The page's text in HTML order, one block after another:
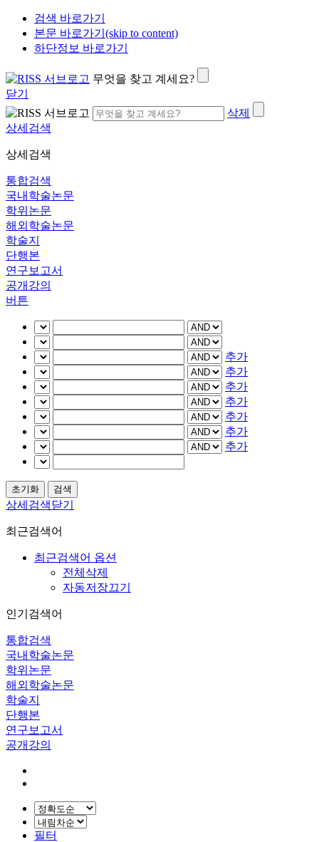
검색 바로가기
본문 바로가기(skip to content)
하단정보 바로가기
무엇을 찾고 계세요?
닫기
삭제
상세검색
상세검색
통합검색
국내학술논문
학위논문
해외학술논문
학술지
단행본
연구보고서
공개강의
버튼
추가
추가
추가
추가
추가
추가
추가
상세검색닫기
최근검색어
최근검색어 옵션
전체삭제
자동저장끄기
인기검색어
통합검색
국내학술논문
학위논문
해외학술논문
학술지
단행본
연구보고서
공개강의
필터